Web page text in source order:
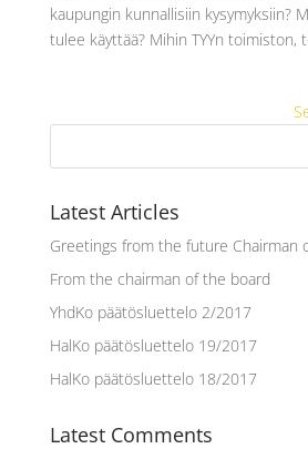
kaupungin kunnallisiin kysymyksiin?
tulee käyttää? Mihin TYYn toimiston,
Latest Articles
Greetings from the future Chairman
From the chairman of the board
YhdKo päätösluettelo 2/2017
HalKo päätösluettelo 19/2017
HalKo päätösluettelo 18/2017
Latest Comments